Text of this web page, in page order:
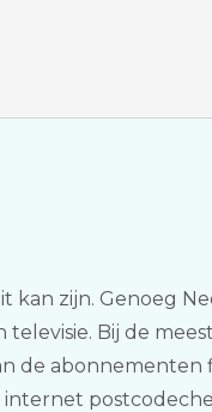
kan zijn. Genoeg
Bij de
de